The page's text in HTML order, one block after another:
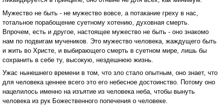
Мужество не быть - не мужество вовсе, а потакание греху в нас,
тотальное порабощение суетному хотению, духовная смерть.
Впрочем, есть и другое, настоящее мужество не быть - оно знакомо
нам по подвигам мучеников. Это мужество человека, жаждущего быть
и жить во Христе, и выбирающего смерть в суетном мире, лишь бы
сохранить в себе ту, высокую, нездешнюю жизнь.
Ужас нынешнего времени в том, что зло стало опытным, оно знает, что
для человека ценнее всего это его небесное достоинство. Потому оно
нацелилось именно на изъятие из человека неба, чтобы вынуть
человека из рук Божественного попечения о человеке.